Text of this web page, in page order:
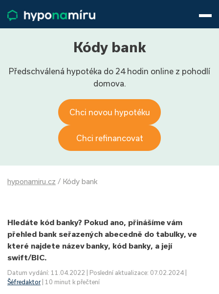
Životní pojištění
Pojištění nemovitosti
O nás
9−16 hod.
Přihlásit
Kódy bank
Předschválená hypotéka do 24 hodin online z pohodlí
domova.
Chci novou hypotéku
Chci refinancovat
hyponamiru.cz / Kódy bank
Hledáte kód banky? Pokud ano, přinášíme vám
přehled bank seřazených abecedně do tabulky, ve
které najdete název banky, kód banky, a její
swift/BIC.
Datum vydání: 11.04.2022 | Poslední aktualizace: 07.02.2024 |
Šéfredaktor| 10 minut k přečtení